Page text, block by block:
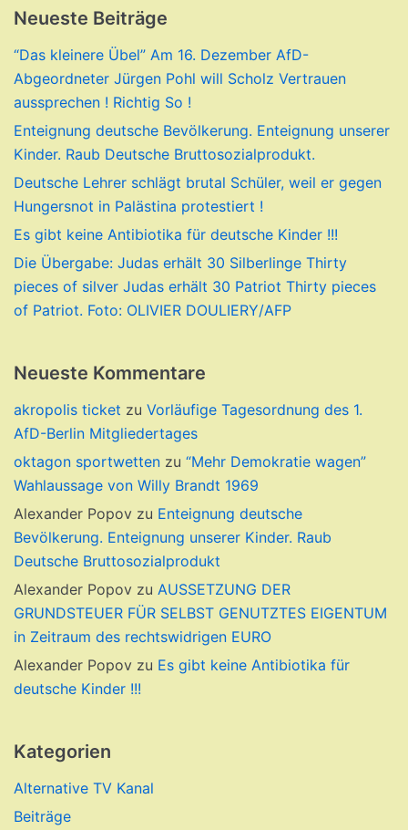
Neueste Beiträge
“Das kleinere Übel” Am 16. Dezember AfD-
Abgeordneter Jürgen Pohl will Scholz Vertrauen
aussprechen ! Richtig So !
Enteignung deutsche Bevölkerung. Enteignung unserer
Kinder. Raub Deutsche Bruttosozialprodukt.
Deutsche Lehrer schlägt brutal Schüler, weil er gegen
Hungersnot in Palästina protestiert !
Es gibt keine Antibiotika für deutsche Kinder !!!
Die Übergabe: Judas erhält 30 Silberlinge Thirty
pieces of silver Judas erhält 30 Patriot Thirty pieces
of Patriot. Foto: OLIVIER DOULIERY/AFP
Neueste Kommentare
akropolis ticket zu Vorläufige Tagesordnung des 1.
AfD-Berlin Mitgliedertages
oktagon sportwetten zu “Mehr Demokratie wagen”
Wahlaussage von Willy Brandt 1969
Alexander Popov zu Enteignung deutsche
Bevölkerung. Enteignung unserer Kinder. Raub
Deutsche Bruttosozialprodukt
Alexander Popov zu AUSSETZUNG DER
GRUNDSTEUER FÜR SELBST GENUTZTES EIGENTUM
in Zeitraum des rechtswidrigen EURO
Alexander Popov zu Es gibt keine Antibiotika für
deutsche Kinder !!!
Kategorien
Alternative TV Kanal
Beiträge